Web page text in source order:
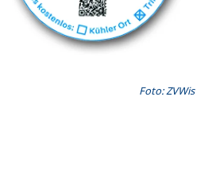
Foto: ZVWis